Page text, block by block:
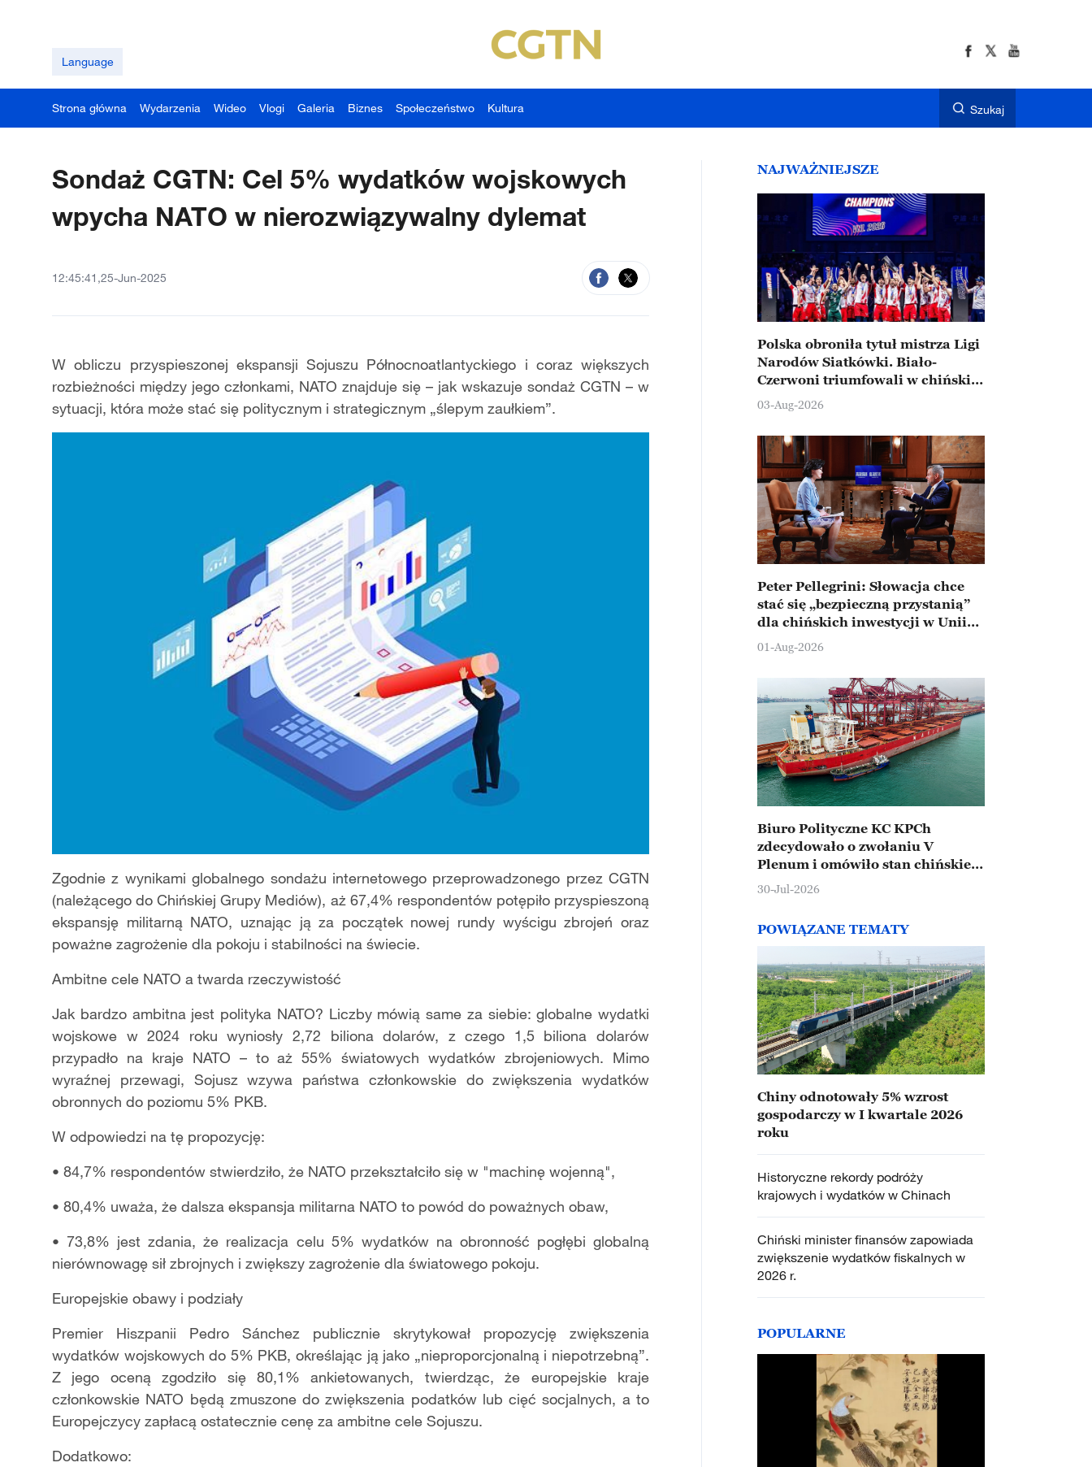
Language
Strona główna Wydarzenia Wideo Vlogi Galeria Biznes Społeczeństwo Kultura Szukaj
Sondaż CGTN: Cel 5% wydatków wojskowych
wpycha NATO w nierozwiązywalny dylemat
12:45:41,25-Jun-2025
W obliczu przyspieszonej ekspansji Sojuszu Północnoatlantyckiego i coraz większych
rozbieżności między jego członkami, NATO znajduje się – jak wskazuje sondaż CGTN – w
sytuacji, która może stać się politycznym i strategicznym „ślepym zaułkiem”.
Zgodnie z wynikami globalnego sondażu internetowego przeprowadzonego przez CGTN
(należącego do Chińskiej Grupy Mediów), aż 67,4% respondentów potępiło przyspieszoną
ekspansję militarną NATO, uznając ją za początek nowej rundy wyścigu zbrojeń oraz
poważne zagrożenie dla pokoju i stabilności na świecie.
Ambitne cele NATO a twarda rzeczywistość
Jak bardzo ambitna jest polityka NATO? Liczby mówią same za siebie: globalne wydatki
wojskowe w 2024 roku wyniosły 2,72 biliona dolarów, z czego 1,5 biliona dolarów
przypadło na kraje NATO – to aż 55% światowych wydatków zbrojeniowych. Mimo
wyraźnej przewagi, Sojusz wzywa państwa członkowskie do zwiększenia wydatków
obronnych do poziomu 5% PKB.
W odpowiedzi na tę propozycję:
• 84,7% respondentów stwierdziło, że NATO przekształciło się w "machinę wojenną",
• 80,4% uważa, że dalsza ekspansja militarna NATO to powód do poważnych obaw,
• 73,8% jest zdania, że realizacja celu 5% wydatków na obronność pogłębi globalną
nierównowagę sił zbrojnych i zwiększy zagrożenie dla światowego pokoju.
Europejskie obawy i podziały
Premier Hiszpanii Pedro Sánchez publicznie skrytykował propozycję zwiększenia
wydatków wojskowych do 5% PKB, określając ją jako „nieproporcjonalną i niepotrzebną”.
Z jego oceną zgodziło się 80,1% ankietowanych, twierdząc, że europejskie kraje
członkowskie NATO będą zmuszone do zwiększenia podatków lub cięć socjalnych, a to
Europejczycy zapłacą ostatecznie cenę za ambitne cele Sojuszu.
Dodatkowo:
NAJWAŻNIEJSZE
Polska obroniła tytuł mistrza Ligi
Narodów Siatkówki. Biało-
Czerwoni triumfowali w chińskim
Ningbo
03-Aug-2026
Peter Pellegrini: Słowacja chce
stać się „bezpieczną przystanią”
dla chińskich inwestycji w Unii
Europejskiej
01-Aug-2026
Biuro Polityczne KC KPCh
zdecydowało o zwołaniu V
Plenum i omówiło stan chińskiej
gospodarki
30-Jul-2026
POWIĄZANE TEMATY
Chiny odnotowały 5% wzrost
gospodarczy w I kwartale 2026
roku
Historyczne rekordy podróży
krajowych i wydatków w Chinach
Chiński minister finansów zapowiada
zwiększenie wydatków fiskalnych w
2026 r.
POPULARNE